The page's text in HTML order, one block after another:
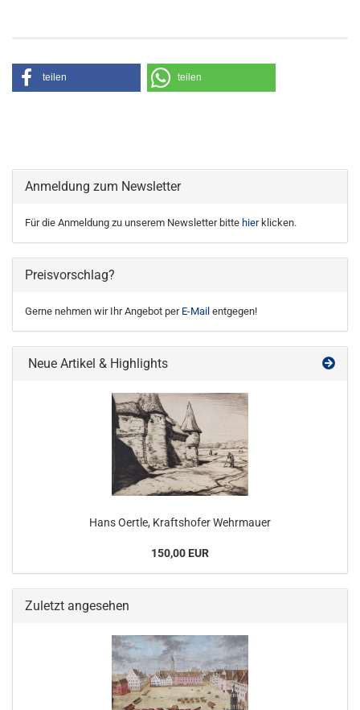
teilen teilen
Anmeldung zum Newsletter
Für die Anmeldung zu unserem Newsletter bitte hierklicken.
Preisvorschlag?
Gerne nehmen wir Ihr Angebot per E-Mail entgegen!
Neue Artikel & Highlights
Hans Oertle, Kraftshofer Wehrmauer
150,00 EUR
Zuletzt angesehen